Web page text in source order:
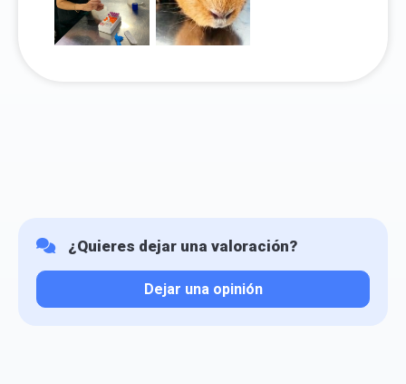
¿Quieres dejar una valoración?
Dejar una opinión